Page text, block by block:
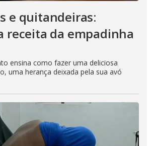
e quitandeiras:
receita da empadinha
ensina como fazer uma deliciosa
uma herança deixada pela sua avó